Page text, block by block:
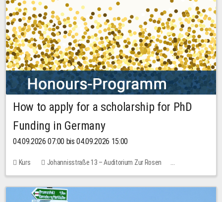
How to apply for a scholarship for PhD
Funding in Germany
04.09.2026 07:00 bis 04.09.2026 15:00
Kurs
Johannisstraße 13 – Auditorium Zur Rosen
Keine freien Plätze